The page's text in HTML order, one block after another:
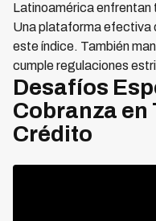
Latinoamérica
Una plataforma efectiva
este índice. También
cumple regulaciones
Desafíos
Cobranza en
Crédito